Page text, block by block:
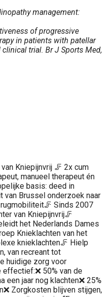
management:
of progressive
in patients with patellar
trial. Br J Sports Med,
Kniepijnvrij 🦵 2x cum
manueel therapeut én
basis: deed in
van Brussel onderzoek naar
Sinds 2007
van Kniepijnvrij🦵
het Nederlands Dames
Knieklachten van het
knieklachten🦵 Hielp
van recreant tot
huidige zorg voor
50% van de
jaar nog klachten❌ 25%
Zorgkosten blijven stijgen,